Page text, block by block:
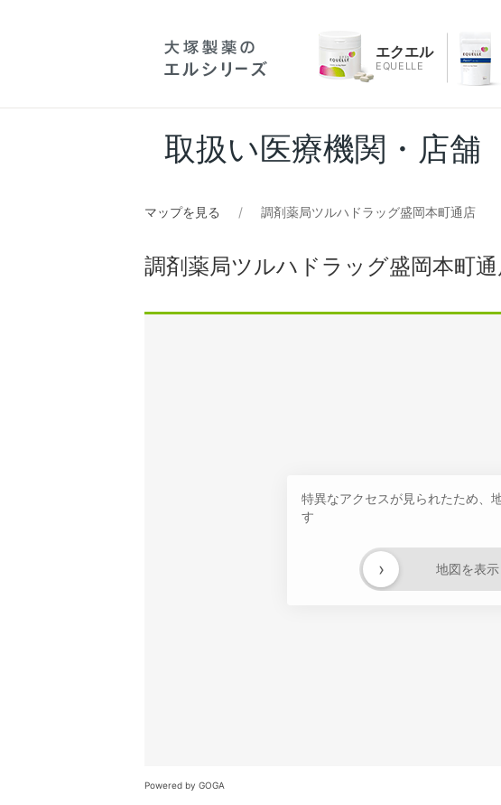
エクエル
EQUELLE
取扱い医療機関・店舗
マップを見る 調剤薬局ツルハドラッグ盛岡本町通店
調剤薬局ツルハドラッグ盛岡本町
特異なアクセスが見られたため、
す
地図を表示
›
Powered by GOGA